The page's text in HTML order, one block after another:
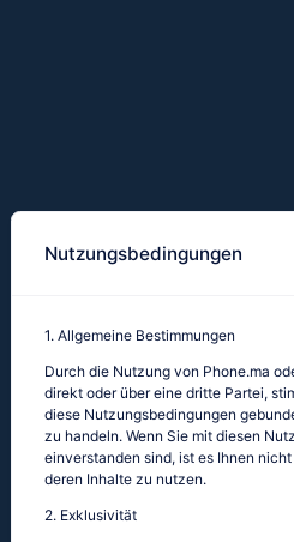
Nutzungsbedingungen
1. Allgemeine Bestimmungen
Durch die Nutzung von Phone.ma
direkt oder über eine dritte Partei,
diese Nutzungsbedingungen
zu handeln. Wenn Sie mit diesen
einverstanden sind, ist es Ihnen
deren Inhalte zu nutzen.
2. Exklusivität